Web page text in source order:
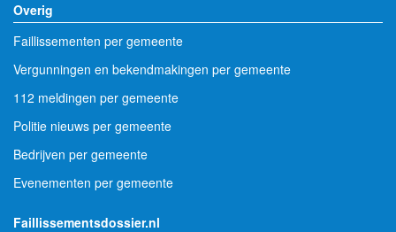
Overig
Faillissementen per gemeente
Vergunningen en bekendmakingen per gemeente
112 meldingen per gemeente
Politie nieuws per gemeente
Bedrijven per gemeente
Evenementen per gemeente
Faillissementsdossier.nl